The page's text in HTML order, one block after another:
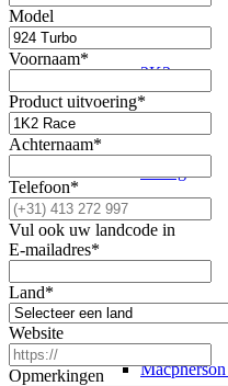
2K2
Model
Voornaam*
Product uitvoering*
Achternaam*
Telefoon*
Vul ook uw landcode in
E-mailadres*
Land*
Website
Opmerkingen